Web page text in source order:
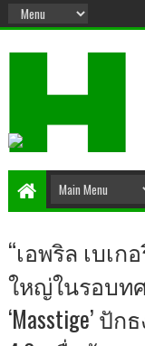
“เอพริล เบเ
ใหญ่ในรอบท
‘Masstige’ ปั